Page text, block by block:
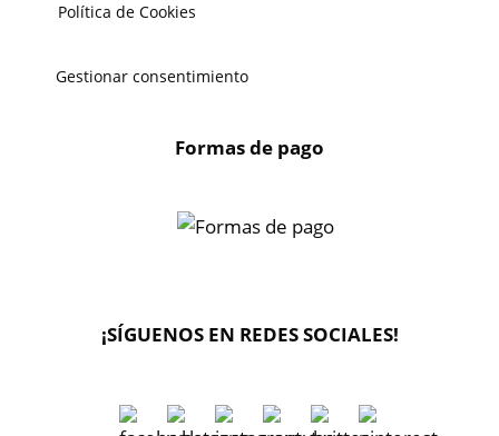
Política de Cookies
Gestionar consentimiento
Formas de pago
¡SÍGUENOS EN REDES SOCIALES!